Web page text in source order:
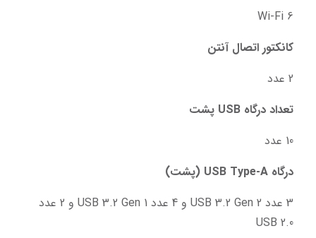
Wi-Fi 6
کانکتور اتصال آنتن
2 عدد
تعداد درگاه USB پشت
10 عدد
درگاه USB Type-A (پشت)
USB 2.0